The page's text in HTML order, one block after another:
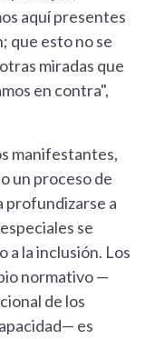
aquí presentes
que esto no se
miradas que
en contra",
manifestantes,
un proceso de
profundizarse a
se
a la inclusión. Los
normativo —
de los
es